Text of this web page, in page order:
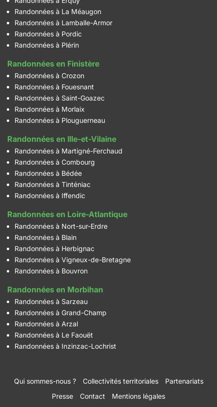
Randonnées à La Méaugon
Randonnées à Lamballe-Armor
Randonnées à Pordic
Randonnées à Plérin
Randonnées en Finistère
Randonnées à Crozon
Randonnées à Fouesnant
Randonnées à Saint-Goazec
Randonnées à Morlaix
Randonnées à Plouguerneau
Randonnées en Ille-et-Vilaine
Randonnées à Martigné-Ferchaud
Randonnées à Combourg
Randonnées à Bédée
Randonnées à Tinténiac
Randonnées à Iffendic
Randonnées en Loire-Atlantique
Randonnées à Nort-sur-Erdre
Randonnées à Blain
Randonnées à Herbignac
Randonnées à Vigneux-de-Bretagne
Randonnées à Bouvron
Randonnées en Morbihan
Randonnées à Sarzeau
Randonnées à Grand-Champ
Randonnées à Arzal
Randonnées à Le Faouët
Randonnées à Inzinzac-Lochrist
Qui sommes-nous ? Collectivités territoriales
Partenariats
Presse
Contact Mentions légales